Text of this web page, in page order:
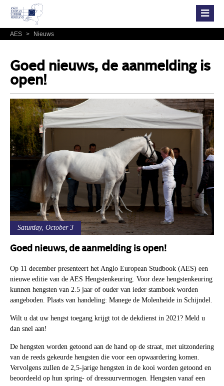
AES > Nieuws
Goed nieuws, de aanmelding is
open!
Saturday, October 3
Goed nieuws, de aanmelding is open!
Op 11 december presenteert het Anglo European Studbook (AES) een
nieuwe editie van de AES Hengstenkeuring. Voor deze hengstenkeuring
kunnen hengsten van 2.5 jaar of ouder van ieder stamboek worden
aangeboden. Plaats van handeling: Manege de Molenheide in Schijndel.
Wilt u dat uw hengst toegang krijgt tot de dekdienst in 2021? Meld u
dan snel aan!
De hengsten worden getoond aan de hand op de straat, met uitzondering
van de reeds gekeurde hengsten die voor een opwaardering komen.
Vervolgens zullen de 2,5-jarige hengsten in de kooi worden getoond en
beoordeeld op hun spring- of dressuurvermogen. Hengsten vanaf een